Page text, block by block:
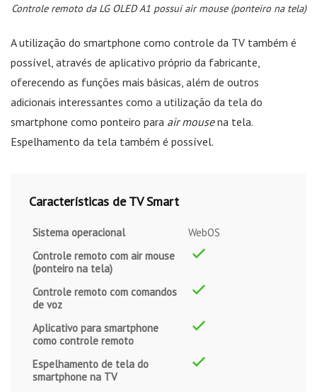
Controle remoto da LG OLED A1 possui air mouse (ponteiro na tela)
A utilização do smartphone como controle da TV também é
possível, através de aplicativo próprio da fabricante,
oferecendo as funções mais básicas, além de outros
adicionais interessantes como a utilização da tela do
smartphone como ponteiro para air mousena tela.
Espelhamento da tela também é possível.
Características de TV Smart
Sistema operacional
WebOS
Controle remoto com air mouse
(ponteiro na tela)
Controle remoto com comandos
de voz
Aplicativo para smartphone
como controle remoto
Espelhamento de tela do
smartphone na TV